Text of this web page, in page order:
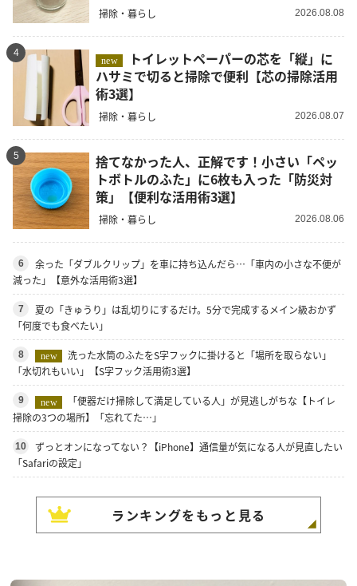
掃除・暮らし 2026.08.08
4
new
ハサミで切ると掃除で便利【芯の掃除活用
術3選】
掃除・暮らし 2026.08.07
5
捨てなかった人、正解です！小さい「ペッ
トボトルのふた」に6枚も入った「防災対
策」【便利な活用術3選】
掃除・暮らし 2026.08.06
6
余った「ダブルクリップ」を車に持ち込んだら…「車内の小さな不便が
減った」【意外な活用術3選】
7
夏の「きゅうり」は乱切りにするだけ。5分で完成するメイン級おかず
「何度でも食べたい」
8 new
洗った水筒のふたをS字フックに掛けると「場所を取らない」
「水切れもいい」【S字フック活用術3選】
9 new
「便器だけ掃除して満足している人」が見逃しがちな【トイレ
掃除の3つの場所】「忘れてた…」
10
ずっとオンになってない？【iPhone】通信量が気になる人が見直したい
「Safariの設定」
ランキングをもっと見る